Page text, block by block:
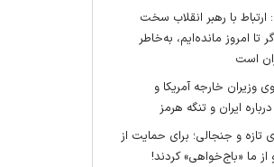
ارتباط با رهبر انقلاب سخت
تا امروز مانده‌ایم، به‌خاطر
است
وزیران خارجه آمریکا و
ایران و تنگه هرمز
تازه و جنجالی؛ برای حمایت از
از ما «باج‌خواهی» کردند!